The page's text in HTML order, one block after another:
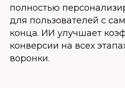
полностью
для пользователей с
конца. ИИ улучшает
конверсии на всех
воронки.